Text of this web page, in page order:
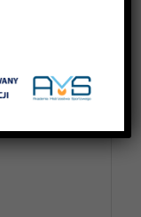
ze sobą,